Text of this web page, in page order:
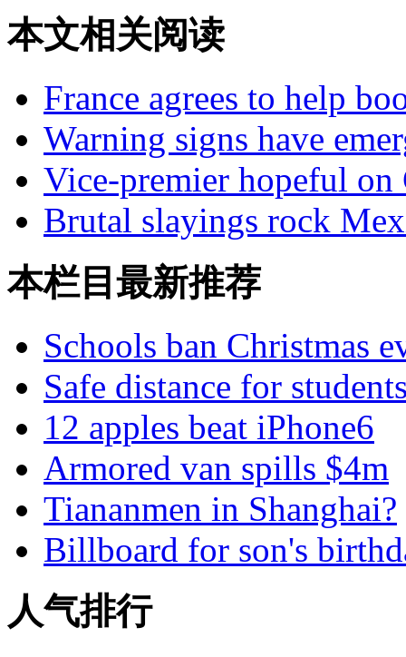
本文相关阅读
France agrees to help
Warning signs have
Vice-premier hopeful
Brutal slayings rock
本栏目最新推荐
Schools ban Christmas
Safe distance for
12 apples beat iPhone6
Armored van spills $4m
Tiananmen in Shanghai?
Billboard for son's
人气排行